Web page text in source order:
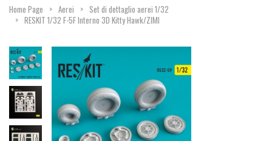
Home Page Aerei
Set di dettaglio aerei 1/32
RESKIT 1/32 F-5F Interno 3D Kitty Hawk/ZIMI